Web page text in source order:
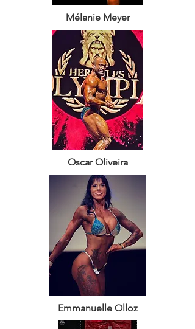
Mélanie Meyer
Oscar Oliveira
Emmanuelle Olloz